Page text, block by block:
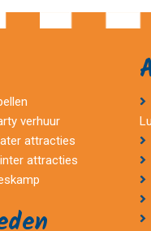
verhuur
attracties
attracties